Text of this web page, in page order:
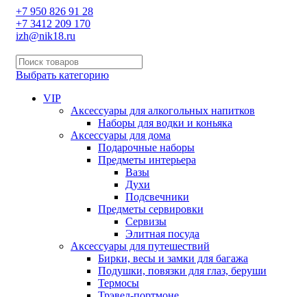
+7 950 826 91 28
+7 3412 209 170
izh@nik18.ru
Выбрать категорию
VIP
Аксессуары для алкогольных напитков
Наборы для водки и коньяка
Аксессуары для дома
Подарочные наборы
Предметы интерьера
Вазы
Духи
Подсвечники
Предметы сервировки
Сервизы
Элитная посуда
Аксессуары для путешествий
Бирки, весы и замки для багажа
Подушки, повязки для глаз, беруши
Термосы